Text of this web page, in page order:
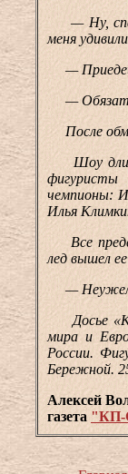
— Ну,
меня
—
—
После
Шоу
фигуристы
чемпионы:
Илья
Все
лед вышел
— Неужели
Досье
мира и
России.
Бережной.
Алексей
газета "КП-